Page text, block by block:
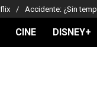
Accidente: ¿Sin
CINE DISNEY+